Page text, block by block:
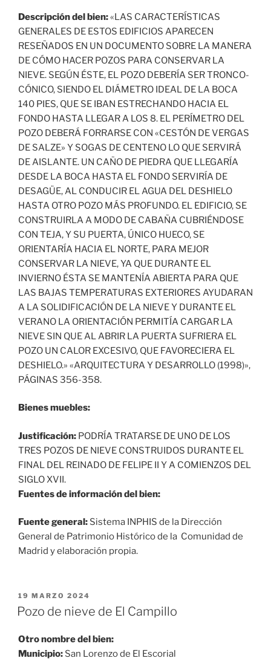
Descripción del bien:«LAS CARACTERÍSTICAS
GENERALES DE ESTOS EDIFICIOS APARECEN
RESEÑADOS EN UN DOCUMENTO SOBRE LA MANERA
DE CÓMO HACER POZOS PARA CONSERVAR LA
NIEVE. SEGÚN ÉSTE, EL POZO DEBERÍA SER TRONCO-
CÓNICO, SIENDO EL DIÁMETRO IDEAL DE LA BOCA
140 PIES, QUE SE IBAN ESTRECHANDO HACIA EL
FONDO HASTA LLEGAR A LOS 8. EL PERÍMETRO DEL
POZO DEBERÁ FORRARSE CON «CESTÓN DE VERGAS
DE SALZE» Y SOGAS DE CENTENO LO QUE SERVIRÁ
DE AISLANTE. UN CAÑO DE PIEDRA QUE LLEGARÍA
DESDE LA BOCA HASTA EL FONDO SERVIRÍA DE
DESAGÜE, AL CONDUCIR EL AGUA DEL DESHIELO
HASTA OTRO POZO MÁS PROFUNDO. EL EDIFICIO, SE
CONSTRUIRLA A MODO DE CABAÑA CUBRIÉNDOSE
CON TEJA, Y SU PUERTA, ÚNICO HUECO, SE
ORIENTARÍA HACIA EL NORTE, PARA MEJOR
CONSERVAR LA NIEVE, YA QUE DURANTE EL
INVIERNO ÉSTA SE MANTENÍA ABIERTA PARA QUE
LAS BAJAS TEMPERATURAS EXTERIORES AYUDARAN
A LA SOLIDIFICACIÓN DE LA NIEVE Y DURANTE EL
VERANO LA ORIENTACIÓN PERMITÍA CARGAR LA
NIEVE SIN QUE AL ABRIR LA PUERTA SUFRIERA EL
POZO UN CALOR EXCESIVO, QUE FAVORECIERA EL
DESHIELO.» «ARQUITECTURA Y DESARROLLO (1998)»,
PÁGINAS 356-358.
Bienes muebles:
Justificación: PODRÍA TRATARSE DE UNO DE LOS
TRES POZOS DE NIEVE CONSTRUIDOS DURANTE EL
FINAL DEL REINADO DE FELIPE II Y A COMIENZOS DEL
SIGLO XVII.
Fuentes de información del bien:
Fuente general: Sistema INPHIS de la Dirección
General de Patrimonio Histórico de la Comunidad de
Madrid y elaboración propia.
PUBLICADO
EL
19 MARZO 2024
Pozo de nieve de El Campillo
Otro nombre del bien:
Municipio: San Lorenzo de El Escorial